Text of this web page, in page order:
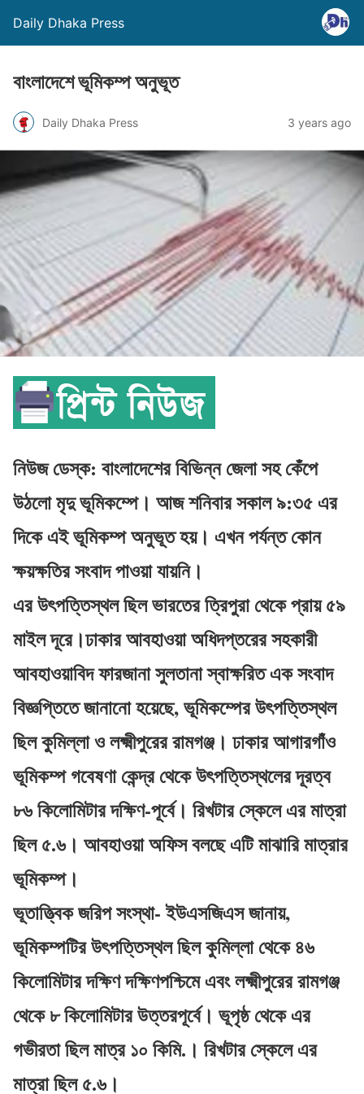
Daily Dhaka Press
বাংলাদেশে ভূমিকম্প অনুভূত
Daily Dhaka Press 3 years ago
নিউজ ডেস্ক: বাংলাদেশের বিভিন্ন জেলা সহ কেঁপে
উঠলো মৃদু ভূমিকম্পে। আজ শনিবার সকাল ৯:৩৫ এর
দিকে এই ভূমিকম্প অনুভূত হয়। এখন পর্যন্ত কোন
ক্ষয়ক্ষতির সংবাদ পাওয়া যায়নি।
এর উৎপত্তিস্থল ছিল ভারতের ত্রিপুরা থেকে প্রায় ৫৯
মাইল দূরে।ঢাকার আবহাওয়া অধিদপ্তরের সহকারী
আবহাওয়াবিদ ফারজানা সুলতানা স্বাক্ষরিত এক সংবাদ
বিজ্ঞপ্তিতে জানানো হয়েছে, ভূমিকম্পের উৎপত্তিস্থল
ছিল কুমিল্লা ও লক্ষ্মীপুরের রামগঞ্জ। ঢাকার আগারগাঁও
ভূমিকম্প গবেষণা কেন্দ্র থেকে উৎপত্তিস্থলের দূরত্ব
৮৬ কিলোমিটার দক্ষিণ-পূর্বে। রিখটার স্কেলে এর মাত্রা
ছিল ৫.৬। আবহাওয়া অফিস বলছে এটি মাঝারি মাত্রার
ভূমিকম্প।
ভূতাত্ত্বিক জরিপ সংস্থা- ইউএসজিএস জানায়,
ভূমিকম্পটির উৎপত্তিস্থল ছিল কুমিল্লা থেকে ৪৬
কিলোমিটার দক্ষিণ দক্ষিণপশ্চিমে এবং লক্ষ্মীপুরের রামগঞ্জ
থেকে ৮ কিলোমিটার উত্তরপূর্বে। ভূপৃষ্ঠ থেকে এর
গভীরতা ছিল মাত্র ১০ কিমি.। রিখটার স্কেলে এর
মাত্রা ছিল ৫.৬।